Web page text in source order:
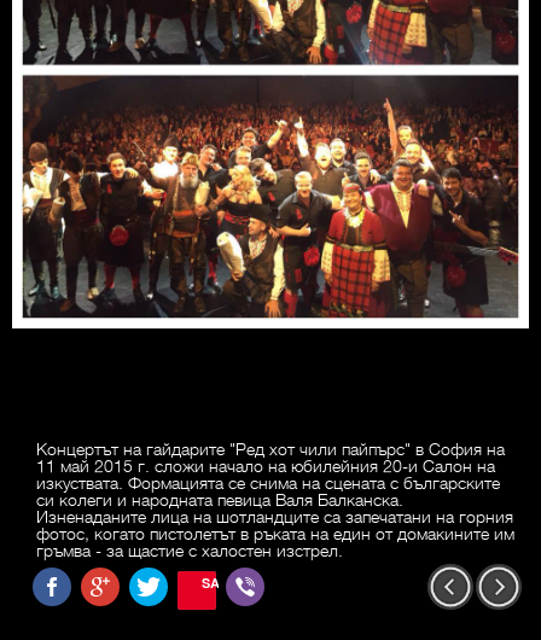
Концертът на гайдарите "Ред хот чили пайпърс" в София на
11 май 2015 г. сложи начало на юбилейния 20-и Салон на
изкуствата. Формацията се снима на сцената с българските
си колеги и народната певица Валя Балканска.
Изненаданите лица на шотландците са запечатани на горния
фотос, когато пистолетът в ръката на един от домакините им
гръмва - за щастие с халостен изстрел.
SAVE